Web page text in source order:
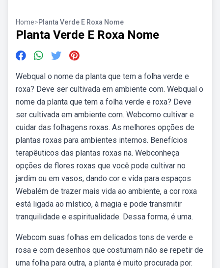
Home>Planta Verde E Roxa Nome
Planta Verde E Roxa Nome
Webqual o nome da planta que tem a folha verde e
roxa? Deve ser cultivada em ambiente com. Webqual o
nome da planta que tem a folha verde e roxa? Deve
ser cultivada em ambiente com. Webcomo cultivar e
cuidar das folhagens roxas. As melhores opções de
plantas roxas para ambientes internos. Benefícios
terapêuticos das plantas roxas na. Webconheça
opções de flores roxas que você pode cultivar no
jardim ou em vasos, dando cor e vida para espaços
Webalém de trazer mais vida ao ambiente, a cor roxa
está ligada ao místico, à magia e pode transmitir
tranquilidade e espiritualidade. Dessa forma, é uma.
Webcom suas folhas em delicados tons de verde e
rosa e com desenhos que costumam não se repetir de
uma folha para outra, a planta é muito procurada por.